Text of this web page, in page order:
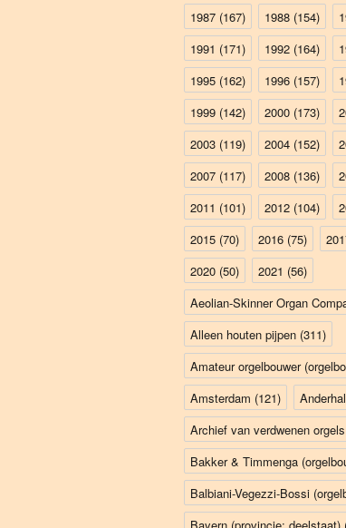
1987 (167) 1988 (154)
1991 (171) 1992 (164)
1995 (162) 1996 (157)
1999 (142) 2000 (173)
2003 (119) 2004 (152)
2007 (117) 2008 (136)
2011 (101) 2012 (104)
2015 (70) 2016 (75)
2020 (50) 2021 (56)
Aeolian-Skinner Organ
Alleen houten pijpen (311)
Amateur orgelbouwer
Amsterdam (121)
Archief van verdwenen orgels
Bakker & Timmenga
Balbiani-Vegezzi-Bossi
Bayern (provincie; deelstaat)